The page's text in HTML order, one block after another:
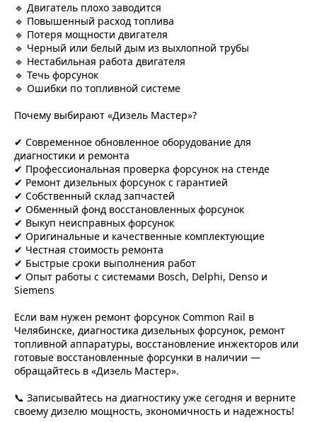
🔹 Двигатель плохо заводится
🔹 Повышенный расход топлива
🔹 Потеря мощности двигателя
🔹 Черный или белый дым из выхлопной трубы
🔹 Нестабильная работа двигателя
🔹 Течь форсунок
🔹 Ошибки по топливной системе
Почему выбирают «Дизель Мастер»?
✔ Современное обновленное оборудование для
диагностики и ремонта
✔ Профессиональная проверка форсунок на стенде
✔ Ремонт дизельных форсунок с гарантией
✔ Собственный склад запчастей
✔ Обменный фонд восстановленных форсунок
✔ Выкуп неисправных форсунок
✔ Оригинальные и качественные комплектующие
✔ Честная стоимость ремонта
✔ Быстрые сроки выполнения работ
✔ Опыт работы с системами Bosch, Delphi, Denso и
Siemens
Если вам нужен ремонт форсунок Common Rail в
Челябинске, диагностика дизельных форсунок, ремонт
топливной аппаратуры, восстановление инжекторов или
готовые восстановленные форсунки в наличии —
обращайтесь в «Дизель Мастер».
📞 Записывайтесь на диагностику уже сегодня и верните
своему дизелю мощность, экономичность и надежность!